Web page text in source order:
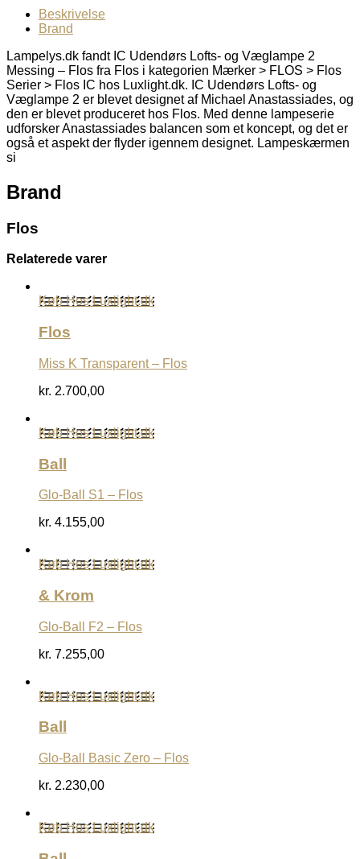
Beskrivelse
Brand
Lampelys.dk fandt IC Udendørs Lofts- og Væglampe 2
Messing – Flos fra Flos i kategorien Mærker > FLOS > Flos
Serier > Flos IC hos Luxlight.dk. IC Udendørs Lofts- og
Væglampe 2 er blevet designet af Michael Anastassiades, og
den er blevet produceret hos Flos. Med denne lampeserie
udforsker Anastassiades balancen som et koncept, og det er
også et aspekt der flyder igennem designet. Lampeskærmen
si
Brand
Flos
Relaterede varer
Køb Hos Luxlight.dk
Flos
Miss K Transparent – Flos
kr. 2.700,00
Køb Hos Luxlight.dk
Ball
Glo-Ball S1 – Flos
kr. 4.155,00
Køb Hos Luxlight.dk
& Krom
Glo-Ball F2 – Flos
kr. 7.255,00
Køb Hos Luxlight.dk
Ball
Glo-Ball Basic Zero – Flos
kr. 2.230,00
Køb Hos Luxlight.dk